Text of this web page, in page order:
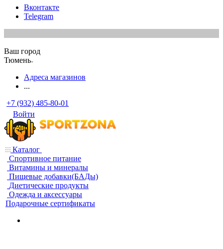
Вконтакте
Telegram
Ваш город
Тюмень
Адреса магазинов
...
+7 (932) 485-80-01
Войти
Каталог
Спортивное питание
Витамины и минералы
Пищевые добавки(БАДы)
Диетические продукты
Одежда и аксессуары
Подарочные сертификаты